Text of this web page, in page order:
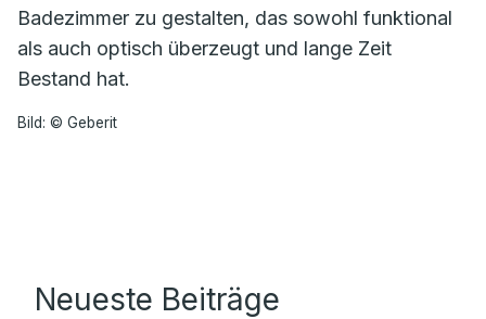
Badezimmer zu gestalten, das sowohl funktional
als auch optisch überzeugt und lange Zeit
Bestand hat.
Bild: © Geberit
Neueste Beiträge